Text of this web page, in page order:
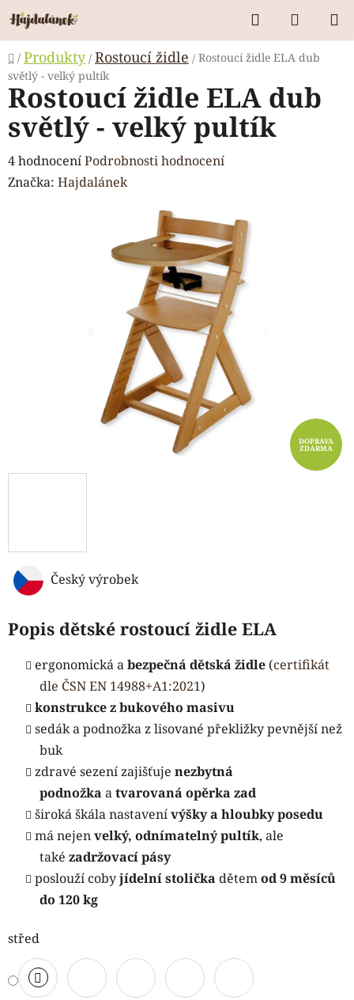
Přejít
na
obsah
Hledat
KOŠÍK
Domů
/ Produkty / Rostoucí židle / Rostoucí židle ELA dub
světlý - velký pultík
Český výrobek
Popis dětské rostoucí židle ELA
ergonomická abezpečná dětská židle (certifikát
dle ČSN EN 14988+A1:2021)
konstrukce z bukového masivu
sedák a podnožka z lisované překližky pevnější než
buk
zdravé sezení zajišťuje nezbytná
podnožka atvarovaná opěrka zad
široká škála nastavenívýšky a hloubky posedu
má nejenvelký, odnímatelný pultík, ale
také zadržovací pásy
poslouží cobyjídelní stolička dětemod 9 měsíců
do 120 kg
střed
Rostoucí židle ELA dub
světlý - velký pultík
Průměrné
hodnocení
4 hodnoceníPodrobnosti hodnocení
Značka: Hajdalánek
DOPRAVA
ZDARMA